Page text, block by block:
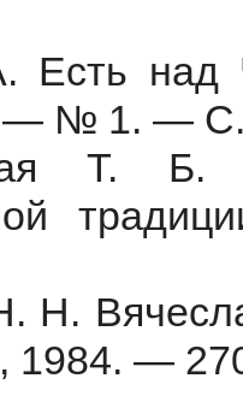
Есть над
— № 1. —
Т. Б.
H.
1984. —